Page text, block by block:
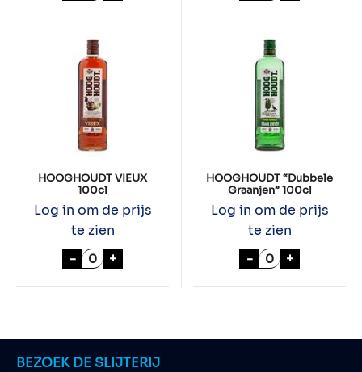
HOOGHOUDT VIEUX
100cl
Log in om de prijs
te zien
- HOOGHOUDT VIEUX 100cl aantal
+
HOOGHOUDT “Dubbele
Graanjen” 100cl
Log in om de prijs
te zien
- HOOGHOUDT
+
BEZOEK DE SLIJTERIJ